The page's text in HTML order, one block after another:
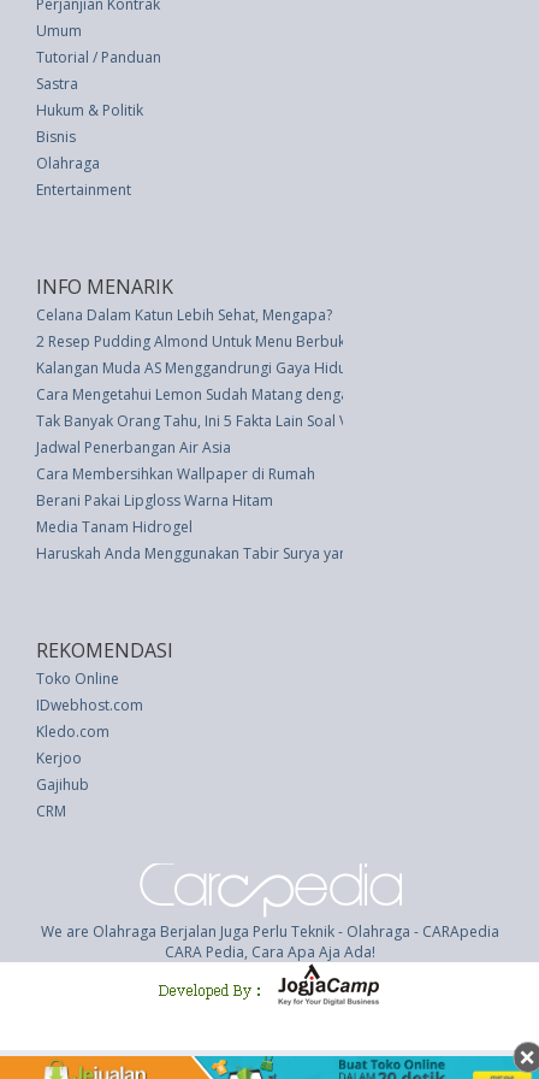
Perjanjian Kontrak
Umum
Tutorial / Panduan
Sastra
Hukum & Politik
Bisnis
Olahraga
Entertainment
INFO MENARIK
Celana Dalam Katun Lebih Sehat, Mengapa?
2 Resep Pudding Almond Untuk Menu Berbuka
Kalangan Muda AS Menggandrungi Gaya Hidup Komunal
Cara Mengetahui Lemon Sudah Matang dengan 4 Cara Berbeda
Tak Banyak Orang Tahu, Ini 5 Fakta Lain Soal Voldemort
Jadwal Penerbangan Air Asia
Cara Membersihkan Wallpaper di Rumah
Berani Pakai Lipgloss Warna Hitam
Media Tanam Hidrogel
Haruskah Anda Menggunakan Tabir Surya yang Sudah Kadaluarsa?
REKOMENDASI
Toko Online
IDwebhost.com
Kledo.com
Kerjoo
Gajihub
CRM
We are Olahraga Berjalan Juga Perlu Teknik - Olahraga - CARApedia
CARA Pedia, Cara Apa Aja Ada!